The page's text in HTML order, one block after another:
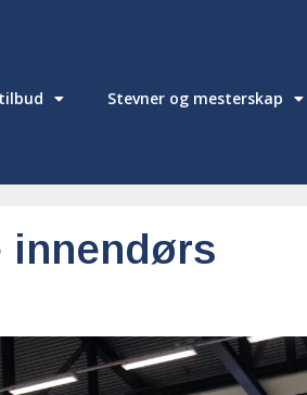
Stevner og mesterskap
innendørs